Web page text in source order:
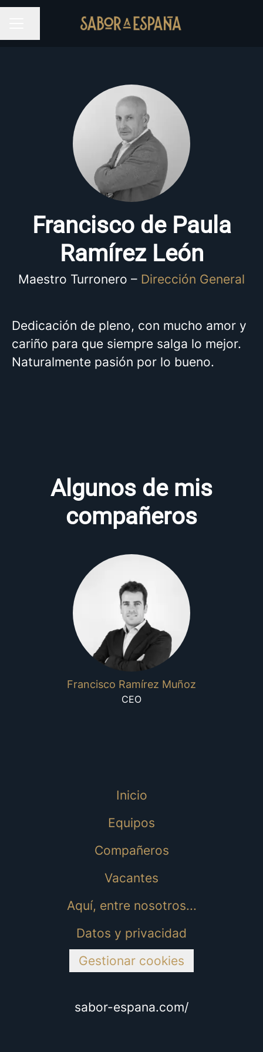
MENÚ DE EMPLEO
Compartir página
Francisco de Paula
Ramírez León
Maestro Turronero – Dirección General
Dedicación de pleno, con mucho amor y
cariño para que siempre salga lo mejor.
Naturalmente pasión por lo bueno.
Algunos de mis
compañeros
Francisco Ramírez Muñoz
CEO
Inicio
Equipos
Compañeros
Vacantes
Aquí, entre nosotros...
Datos y privacidad
Gestionar cookies
sabor-espana.com/